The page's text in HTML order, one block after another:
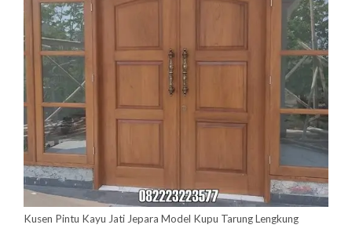
Kusen Pintu Kayu Jati Jepara Model Kupu Tarung Lengkung